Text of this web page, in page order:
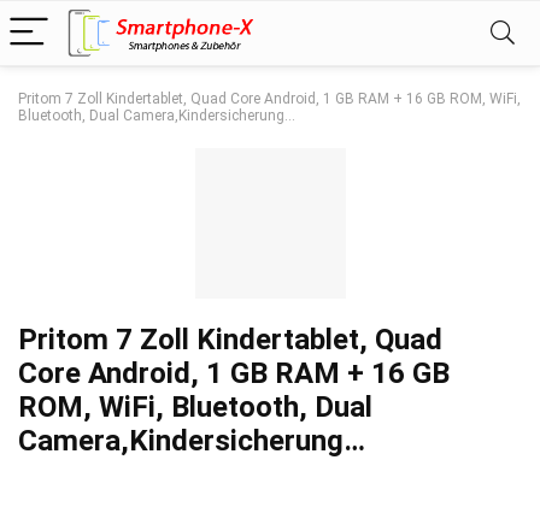
Pritom 7 Zoll Kindertablet, Quad Core Android, 1 GB RAM + 16 GB ROM, WiFi,
Bluetooth, Dual Camera,Kindersicherung…
Pritom 7 Zoll Kindertablet, Quad
Core Android, 1 GB RAM + 16 GB
ROM, WiFi, Bluetooth, Dual
Camera,Kindersicherung…